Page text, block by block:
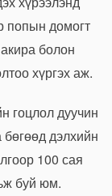
попын домогт
болон
хүргэх аж.
гоцлол дуучин
дэлхийн
100 сая
буй юм.